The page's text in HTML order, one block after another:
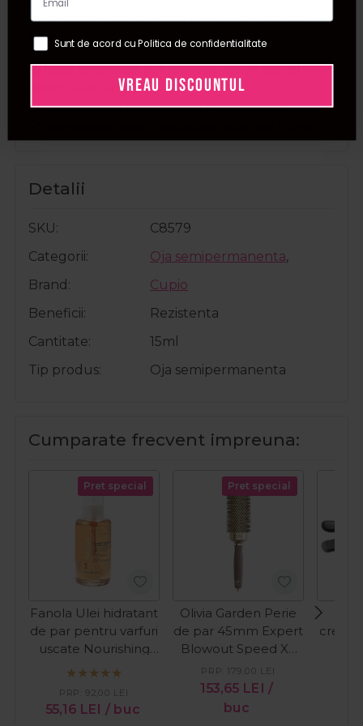
⚠️ Evitati contactul direct cu pielea – poate cauza
alergii.
🛍️Toate produsele achizitionate de pe site-ul
nostru sunt originale.
📜Declaratie de conformitate ProCosmetic.
Detalii
SKU
C8579
Categorii
Oja semipermanenta,
Brand
Cupio
Beneficii
Rezistenta
Cantitate
15ml
Tip produs
Oja semipermanenta
Cumparate frecvent impreuna:
Pret special
Fanola Ulei hidratant
de par pentru varfuri
uscate Nourishing
Cristalli Liquidi 100ml
55,16 LEI / buc
PRP: 92,00 LEI
Pret special
Olivia Garden Perie
de par 45mm Expert
Blowout Speed XL
Gold
153,65 LEI /
buc
PRP: 179,00 LEI
Sunt de acord cu Politica de confidentialitate
VREAU DISCOUNTUL